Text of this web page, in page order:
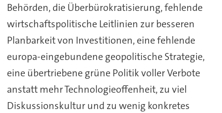
Behörden, die Überbürokratisierung, fehlende
wirtschaftspolitische Leitlinien zur besseren
Planbarkeit von Investitionen, eine fehlende
europa-eingebundene geopolitische Strategie,
eine übertriebene grüne Politik voller Verbote
anstatt mehr Technologieoffenheit, zu viel
Diskussionskultur und zu wenig konkretes